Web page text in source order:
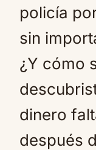
policía
sin
¿Y cómo
dinero
después